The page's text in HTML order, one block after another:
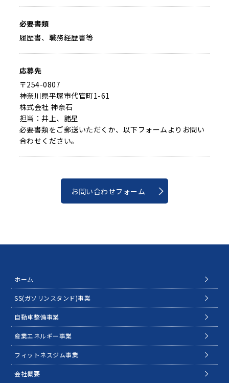
必要書類
履歴書、職務経歴書等
応募先
〒254-0807
神奈川県平塚市代官町1-61
株式会社 神奈石
担当：井上、諸星
必要書類をご郵送いただくか、以下フォームよりお問い
合わせください。
お問い合わせフォーム
ホーム
SS(ガソリンスタンド)事業
自動車整備事業
産業エネルギー事業
フィットネスジム事業
会社概要